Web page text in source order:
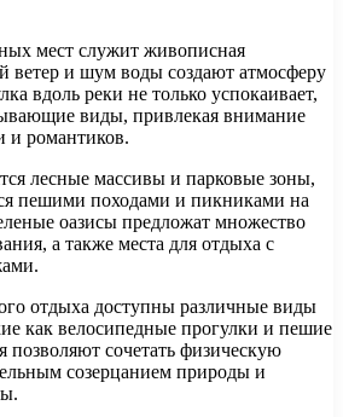
мест служит живописная
ветер и шум воды создают атмосферу
вдоль реки не только успокаивает,
виды, привлекая внимание
и романтиков.
лесные массивы и парковые зоны,
пешими походами и пикниками на
оазисы предложат множество
а также места для отдыха с
отдыха доступны различные виды
как велосипедные прогулки и пешие
сочетать физическую
созерцанием природы и